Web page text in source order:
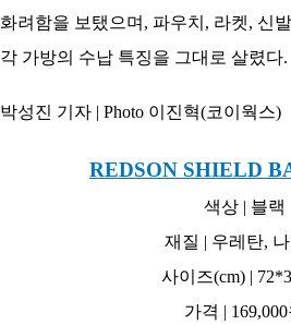
화려함을 보탰으며, 파우치, 라켓, 신
각 가방의 수납 특징을 그대로 살렸다.
박성진 기자 | Photo 이진혁(코이웍스)
REDSON SHIELD
색상 | 블랙
재질 | 우레탄,
사이즈(cm) |
가격 | 169,000